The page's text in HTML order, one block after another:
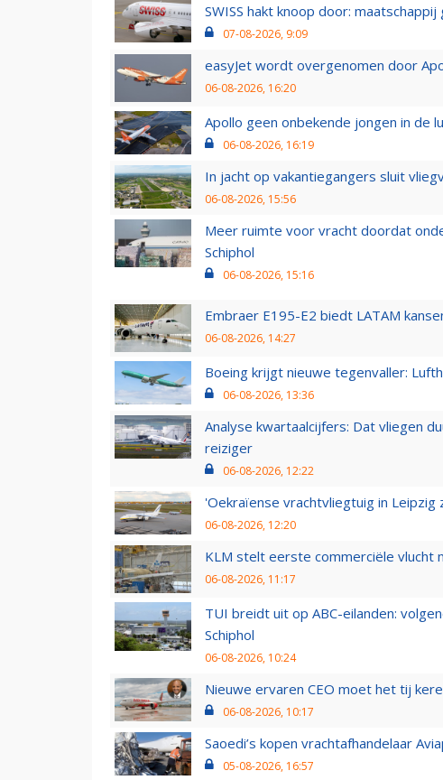
SWISS hakt knoop door:
07-08-2026, 9:09
easyJet wordt overgenomen door
06-08-2026, 16:20
Apollo geen onbekende jongen in de
06-08-2026, 16:19
In jacht op vakantiegangers sluit
06-08-2026, 15:56
Meer ruimte voor vracht doordat
Schiphol
06-08-2026, 15:16
Embraer E195-E2 biedt LATAM
06-08-2026, 14:27
Boeing krijgt nieuwe tegenvaller:
06-08-2026, 13:36
Analyse kwartaalcijfers: Dat vliegen
reiziger
06-08-2026, 12:22
'Oekraïense vrachtvliegtuig in
06-08-2026, 12:20
KLM stelt eerste commerciële vlucht
06-08-2026, 11:17
TUI breidt uit op ABC-eilanden:
Schiphol
06-08-2026, 10:24
Nieuwe ervaren CEO moet het tij
06-08-2026, 10:17
Saoedi’s kopen vrachtafhandelaar
05-08-2026, 16:57